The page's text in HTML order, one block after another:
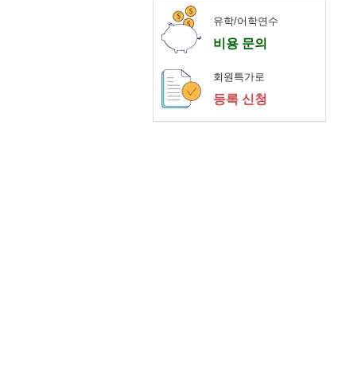
유학/어학연수
비용 문의
회원특가로
등록 신청